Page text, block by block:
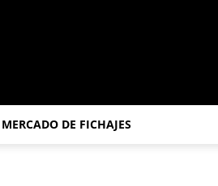
MERCADO DE FICHAJES